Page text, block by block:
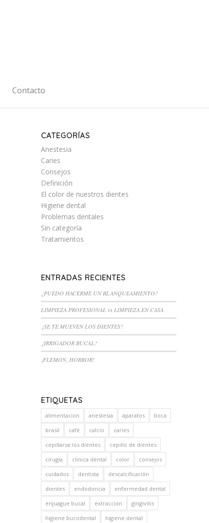
Contacto
CATEGORÍAS
Anestesia
Caries
Consejos
Definición
El color de nuestros dientes
Higiene dental
Problemas dentales
Sin categoría
Tratamientos
ENTRADAS RECIENTES
¿PUEDO HACERME UN BLANQUEAMIENTO?
LIMPIEZA PROFESIONAL vs LIMPIEZA EN CASA
¿SE TE MUEVEN LOS DIENTES?
¿IRRIGADOR BUCAL?
¡FLEMÓN, HORROR!
ETIQUETAS
alimentacion anestesia aparatos
boca
brasil
café calcio
caries
cepillarse los dientes
cepillo de dientes
cirugía
clinica dental color
consejos
cuidados
dentista
descalcificación
dientes
endodoncia
enfermedad dental
enjuague bucal
extracción
gingivitis
higiene bucodental
higiene dental